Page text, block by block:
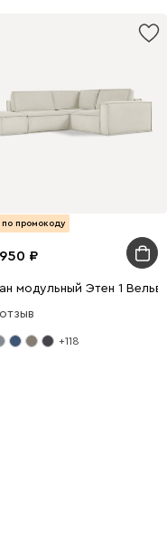
по промокоду
модульный Этен 1
отзыв
+118